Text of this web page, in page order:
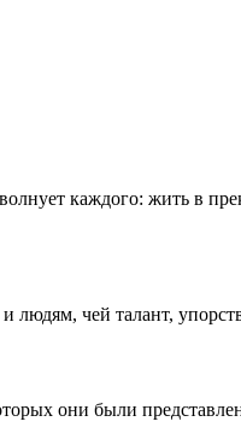
каждого: жить в
чей талант,
они были